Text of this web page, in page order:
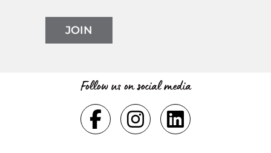
JOIN
Follow us on social media